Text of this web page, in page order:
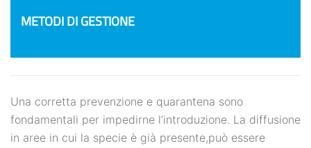
METODI DI GESTIONE
Una corretta prevenzione e quarantena sono
fondamentali per impedirne l’introduzione. La diffusione
in aree in cui la specie è già presente,può essere